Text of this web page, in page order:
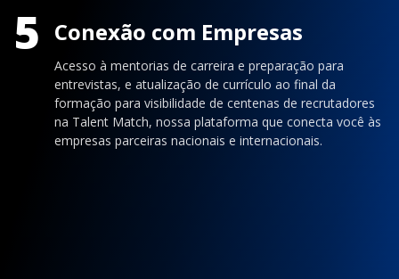
5 Conexão com Empresas
Acesso à mentorias de carreira e preparação para
entrevistas, e atualização de currículo ao final da
formação para visibilidade de centenas de recrutadores
na Talent Match, nossa plataforma que conecta você às
empresas parceiras nacionais e internacionais.